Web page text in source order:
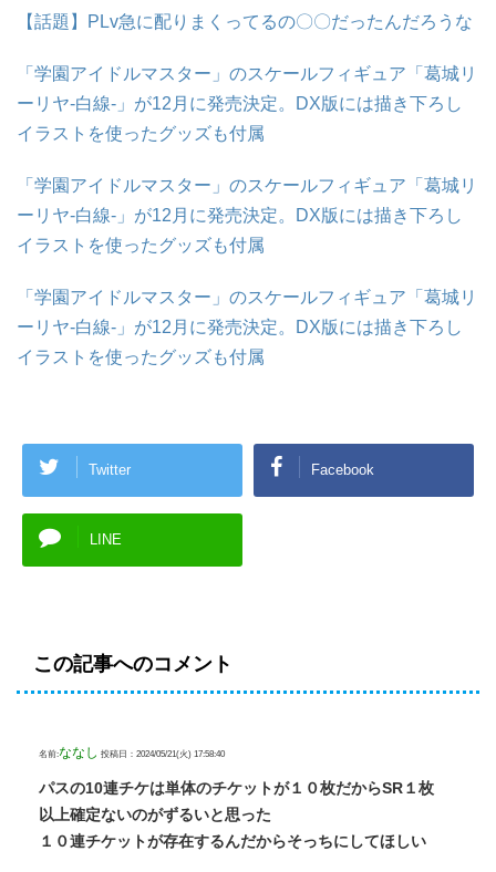
【話題】PLv急に配りまくってるの〇〇だったんだろうな
「学園アイドルマスター」のスケールフィギュア「葛城リ
ーリヤ-白線-」が12月に発売決定。DX版には描き下ろし
イラストを使ったグッズも付属
「学園アイドルマスター」のスケールフィギュア「葛城リ
ーリヤ-白線-」が12月に発売決定。DX版には描き下ろし
イラストを使ったグッズも付属
「学園アイドルマスター」のスケールフィギュア「葛城リ
ーリヤ-白線-」が12月に発売決定。DX版には描き下ろし
イラストを使ったグッズも付属
Twitter Facebook
LINE
この記事へのコメント
名前:ななし 投稿日：2024/05/21(火) 17:58:40
パスの10連チケは単体のチケットが１０枚だからSR１枚
以上確定ないのがずるいと思った
１０連チケットが存在するんだからそっちにしてほしい